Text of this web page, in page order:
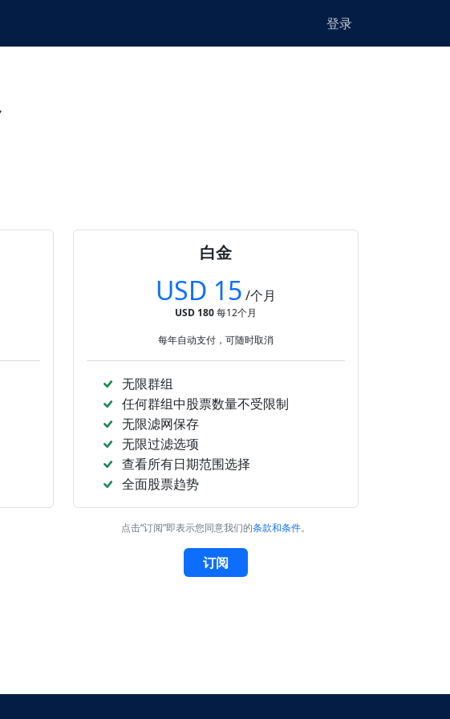
登录
白金
USD 15/个月
USD 180每12个月
每年自动支付，可随时取消
无限群组
任何群组中股票数量不受限制
无限滤网保存
无限过滤选项
查看所有日期范围选择
全面股票趋势
点击“订阅”即表示您同意我们的条款和条件。
订阅